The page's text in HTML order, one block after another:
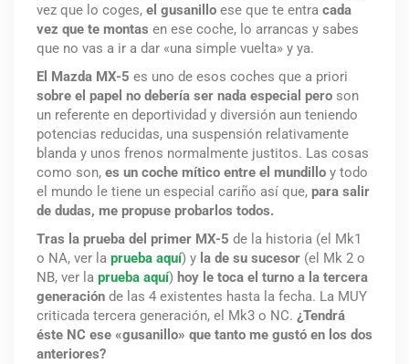
vez que lo coges, el gusanillo ese que te entra cada
vez que te montas en ese coche, lo arrancas y sabes
que no vas a ir a dar «una simple vuelta» y ya.
El Mazda MX-5 es uno de esos coches que a priori
sobre el papel no debería ser nada especial pero son
un referente en deportividad y diversión aun teniendo
potencias reducidas, una suspensión relativamente
blanda y unos frenos normalmente justitos. Las cosas
como son, es un coche mítico entre el mundillo y todo
el mundo le tiene un especial cariño así que, para salir
de dudas, me propuse probarlos todos.
Tras la prueba del primer MX-5 de la historia (el Mk1
o NA, ver la prueba aquí) y la de su sucesor (el Mk 2 o
NB, ver la prueba aquí) hoy le toca el turno a la tercera
generación de las 4 existentes hasta la fecha. La MUY
criticada tercera generación, el Mk3 o NC. ¿Tendrá
éste NC ese «gusanillo» que tanto me gustó en los dos
anteriores?